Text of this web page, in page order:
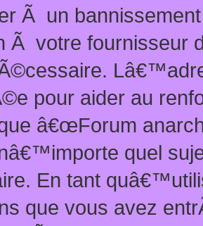
Ã un
Ã votre fournisseur
pour aider au
â€œForum
quel
En tant
que vous avez